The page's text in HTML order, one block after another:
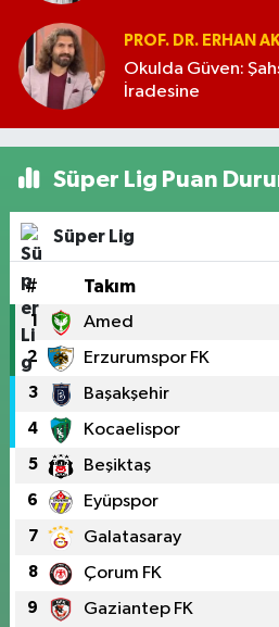
PROF. DR. ERHAN
Okulda Güven:
İradesine
Süper Lig Puan
Süper Lig
# Takım
1 Amed
2 Erzurumspor FK
3 Başakşehir
4 Kocaelispor
5 Beşiktaş
6 Eyüpspor
7 Galatasaray
8 Çorum FK
9 Gaziantep FK